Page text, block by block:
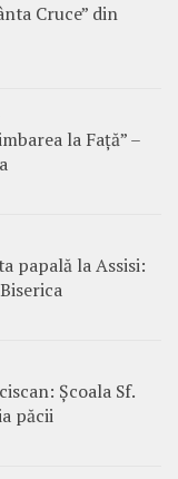
Cruce” din
la Față” –
papală la Assisi:
Școala Sf.
păcii